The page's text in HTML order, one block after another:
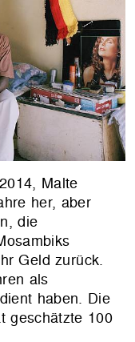
Malte
her, aber
die
Geld zurück.
als
haben. Die
geschätzte 100